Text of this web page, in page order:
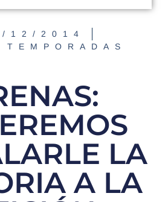
12/2014
LA
A LA